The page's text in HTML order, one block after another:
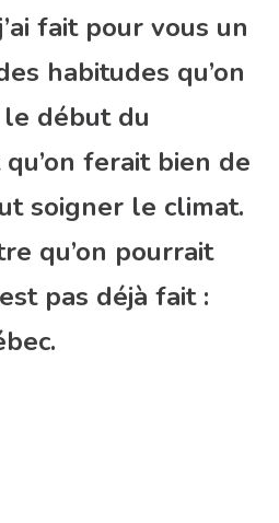
fait pour vous un
habitudes qu’on
début du
ferait bien de
soigner le climat.
qu’on pourrait
pas déjà fait :